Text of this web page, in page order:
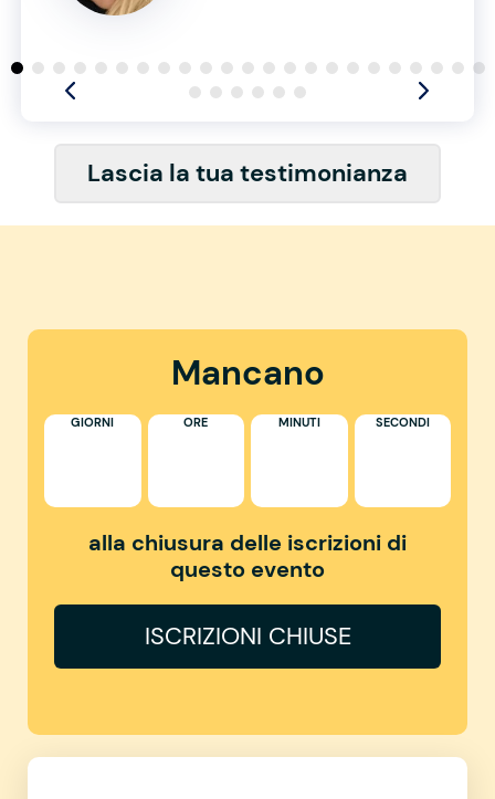
Lascia la tua testimonianza
Mancano
GIORNI ORE MINUTI SECONDI
alla chiusura delle iscrizioni di
questo evento
ISCRIZIONI CHIUSE